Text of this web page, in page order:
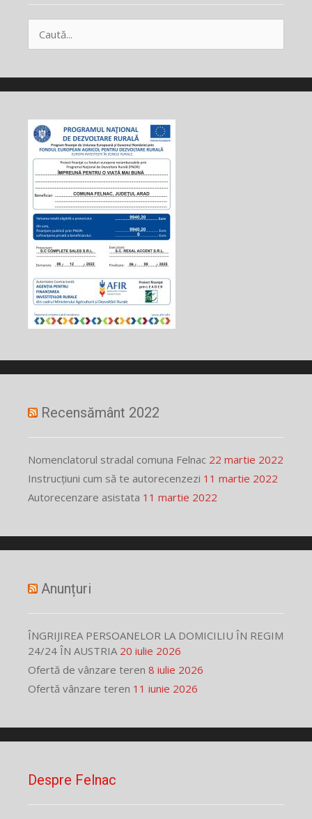
după:
Recensământ 2022
Nomenclatorul stradal comuna Felnac 22 martie 2022
Instrucțiuni cum să te autorecenzezi 11 martie 2022
Autorecenzare asistata 11 martie 2022
Anunțuri
ÎNGRIJIREA PERSOANELOR LA DOMICILIU ÎN REGIM
24/24 ÎN AUSTRIA 20 iulie 2026
Ofertă de vânzare teren 8 iulie 2026
Ofertă vânzare teren 11 iunie 2026
Despre Felnac